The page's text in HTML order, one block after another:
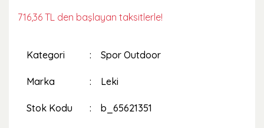
716,36 TL den başlayan taksitlerle!
Kategori Spor Outdoor
Marka Leki
Stok Kodu b_65621351